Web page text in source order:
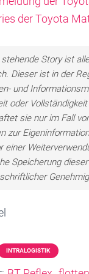
der Toyota
Story ist
Dieser ist in der
und
oder
sie nur im Fall
zur
einer
Speicherung
INTRALOGISTIK